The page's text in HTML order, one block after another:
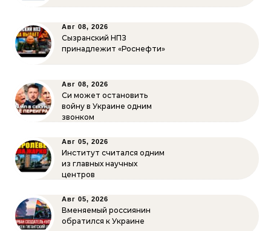
Авг 08, 2026
Сызранский НПЗ
принадлежит «Роснефти»
Авг 08, 2026
Си может остановить
войну в Украине одним
звонком
Авг 05, 2026
Институт считался одним
из главных научных
центров
Авг 05, 2026
Вменяемый россиянин
обратился к Украине